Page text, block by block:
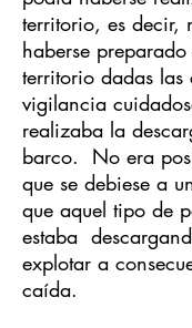
territorio, es decir,
haberse
territorio dadas
vigilancia
realizaba la
barco. No era
que se debiese a
que aquel tipo de
estaba
explotar a
caída.